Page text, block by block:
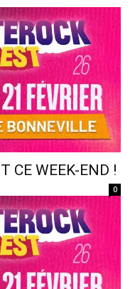
CE WEEK-END !
0